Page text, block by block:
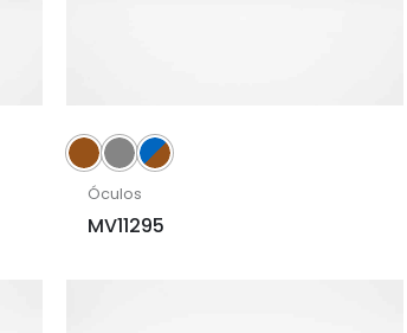
Óculos
MV11295